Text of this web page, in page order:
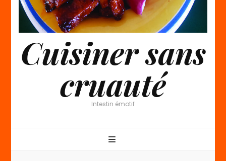
Cuisiner sans
cruauté
Intestin émotif